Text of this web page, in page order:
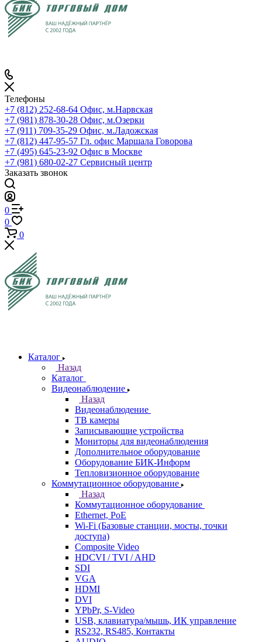
Телефоны
+7 (812) 252-68-64 Офис, м.Нарвская
+7 (981) 878-30-28 Офис, м.Озерки
+7 (911) 709-35-29 Офис, м.Ладожская
+7 (812) 447-95-57 Гл. офис Маршала Говорова
+7 (495) 645-23-92 Офис в Москве
+7 (981) 680-02-27 Сервисный центр
Заказать звонок
0
0
0
Каталог
Назад
Каталог
Видеонаблюдение
Назад
Видеонаблюдение
ТВ камеры
Записывающие устройства
Мониторы для видеонаблюдения
Дополнительное оборудование
Оборудование БИК-Информ
Тепловизионное оборудование
Коммутационное оборудование
Назад
Коммутационное оборудование
Ethernet, PoE
Wi-Fi (Базовые станции, мосты, точки
доступа)
Composite Video
HDCVI / TVI / AHD
SDI
VGA
HDMI
DVI
YPbPr, S-Video
USB, клавиатура/мышь, ИК управление
RS232, RS485, Контакты